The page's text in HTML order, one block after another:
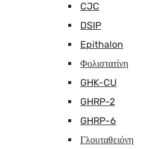
CJC
DSIP
Epithalon
Φολιστατίνη
GHK-CU
GHRP-2
GHRP-6
Γλουταθειόνη